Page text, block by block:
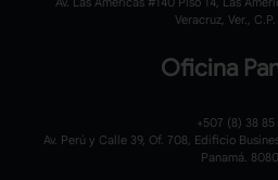
Veracruz, Ver.,
Oficina
+507 (8) 38 85
Av. Perú y Calle 39, Of. 708, Edificio
Panamá.